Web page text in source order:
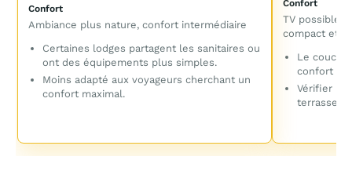
Confort
TV possible,
compact et
Le
confort
Vérifier la
terrasse
Confort
Ambiance plus nature, confort intermédiaire
Certaines lodges partagent les sanitaires ou
ont des équipements plus simples.
Moins adapté aux voyageurs cherchant un
confort maximal.